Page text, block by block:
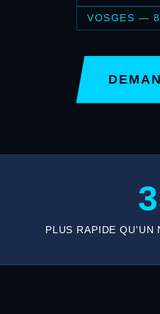
VOSGES —
PLUS RAPIDE QU'UN